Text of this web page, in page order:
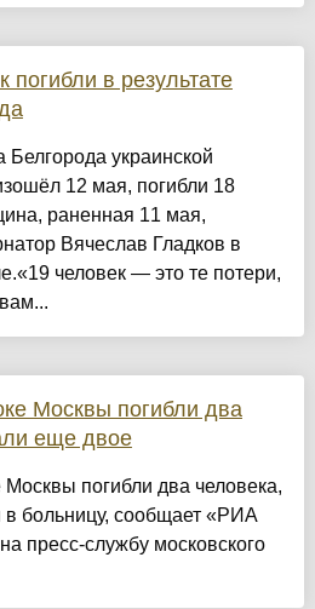
погибли в результате
Белгорода украинской
12 мая, погибли 18
раненная 11 мая,
Вячеслав Гладков в
человек — это те потери,
Москвы погибли два
еще двое
погибли два человека,
больницу, сообщает «РИА
пресс-службу московского